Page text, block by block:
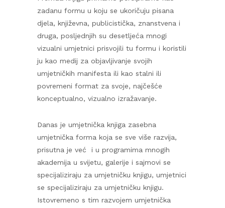
zadanu formu u koju se ukoričuju pisana
djela, književna, publicistička, znanstvena i
druga, posljednjih su desetljeća mnogi
vizualni umjetnici prisvojili tu formu i koristili
ju kao medij za objavljivanje svojih
umjetničkih manifesta ili kao stalni ili
povremeni format za svoje, najčešće
konceptualno, vizualno izražavanje.
Danas je umjetnička knjiga zasebna
umjetnička forma koja se sve više razvija,
prisutna je već i u programima mnogih
akademija u svijetu, galerije i sajmovi se
specijaliziraju za umjetničku knjigu, umjetnici
se specijaliziraju za umjetničku knjigu.
Istovremeno s tim razvojem umjetnička